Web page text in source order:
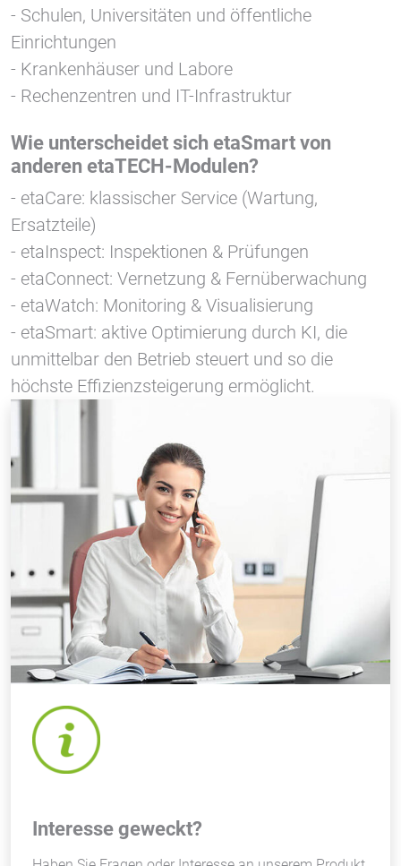
- Schulen, Universitäten und öffentliche
Einrichtungen
- Krankenhäuser und Labore
- Rechenzentren und IT-Infrastruktur
Wie unterscheidet sich etaSmart von
anderen etaTECH-Modulen?
- etaCare: klassischer Service (Wartung,
Ersatzteile)
- etaInspect: Inspektionen & Prüfungen
- etaConnect: Vernetzung & Fernüberwachung
- etaWatch: Monitoring & Visualisierung
- etaSmart: aktive Optimierung durch KI, die
unmittelbar den Betrieb steuert und so die
höchste Effizienzsteigerung ermöglicht.
Interesse geweckt?